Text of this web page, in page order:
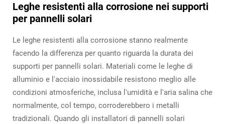
Leghe resistenti alla corrosione nei supporti
per pannelli solari
Le leghe resistenti alla corrosione stanno realmente
facendo la differenza per quanto riguarda la durata dei
supporti per pannelli solari. Materiali come le leghe di
alluminio e l'acciaio inossidabile resistono meglio alle
condizioni atmosferiche, inclusa l'umidità e l'aria salina che
normalmente, col tempo, corroderebbero i metalli
tradizionali. Quando gli installatori di pannelli solari